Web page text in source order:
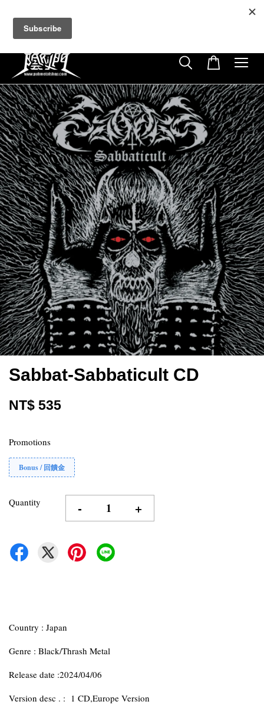
Sabbat-Sabbaticult CD
NT$ 535
Promotions
Bonus / 回饋金
Quantity - +
Country : Japan
Genre : Black/Thrash Metal
Release date :2024/04/06
Version desc . : 1 CD,Europe Version